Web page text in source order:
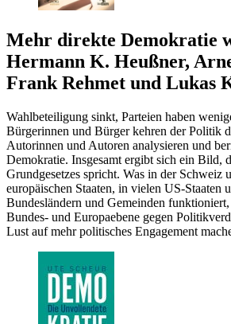
Mehr direkte Demokratie
Hermann K. Heußner,
Frank Rehmet und Lukas
Wahlbeteiligung sinkt, Parteien haben
Bürgerinnen und Bürger kehren der Politik
Autorinnen und Autoren analysieren und
Demokratie. Insgesamt ergibt sich ein Bild,
Grundgesetzes spricht. Was in der Schweiz
europäischen Staaten, in vielen US-Staaten
Bundesländern und Gemeinden
Bundes- und Europaebene gegen
Lust auf mehr politisches Engagement